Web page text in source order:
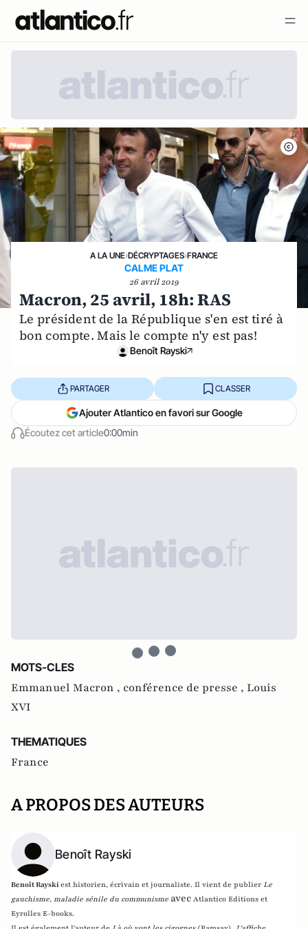
A LA UNE›DÉCRYPTAGES›FRANCE
CALME PLAT
26 avril 2019
Macron, 25 avril, 18h: RAS
Le président de la République s'en est tiré à
bon compte. Mais le compte n'y est pas!
Benoît Rayski
Écoutez cet article0:00min
PARTAGER CLASSER
Ajouter Atlantico en favori sur Google
MOTS-CLES
Emmanuel Macron , conférence de presse , Louis
XVI
THEMATIQUES
France
A PROPOS DES AUTEURS
Benoît Rayski
Benoît Rayskiest historien, écrivain et journaliste. Il vient de publier Le
gauchisme, maladie sénile du communisme avec Atlantico Editions et
Eyrolles E-books.